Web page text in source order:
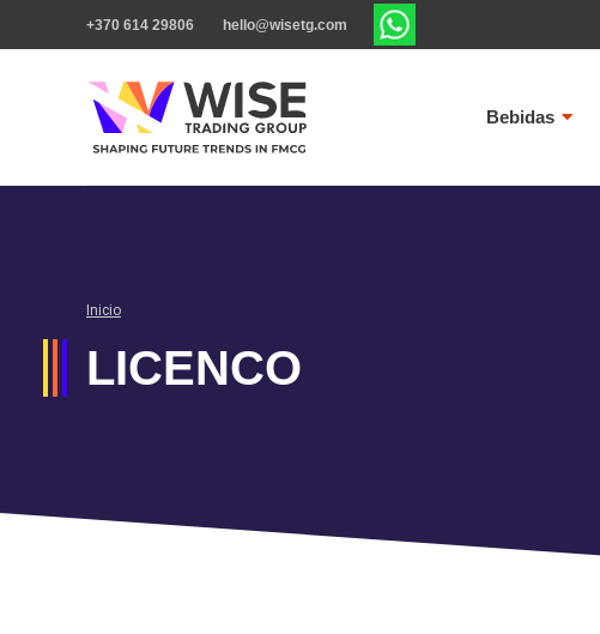
+370 614 29806 hello@wisetg.com
Bebidas
Inicio
LICENCO